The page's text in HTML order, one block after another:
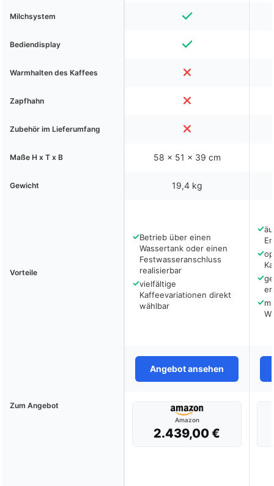
Milchsystem
Bediendisplay
Warmhalten des Kaffees
Zapfhahn
Zubehör im Lieferumfang
Maße H x T x B 58 x 51 x 39 cm
Gewicht 19,4 kg
Vorteile
✓Betrieb über einen
Wassertank oder einen
Festwasseranschluss
realisierbar
✓vielfältige
Kaffeevariationen direkt
wählbar
✓
✓
✓
✓
Angebot ansehen
Zum Angebot
Amazon
2.439,00 €